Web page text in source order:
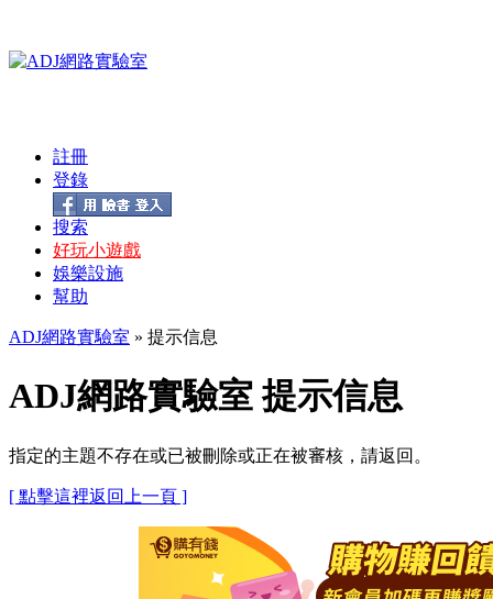
註冊
登錄
搜索
好玩小遊戲
娛樂設施
幫助
ADJ網路實驗室 » 提示信息
ADJ網路實驗室 提示信息
指定的主題不存在或已被刪除或正在被審核，請返回。
[ 點擊這裡返回上一頁 ]